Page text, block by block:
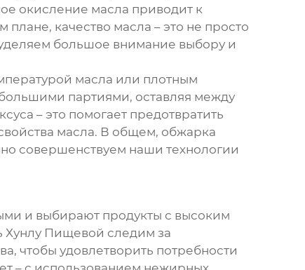
окисление масла приводит к
плане, качество масла – это не просто
большое внимание выбору и
масла или плотным
партиями, оставляя между
– это помогает предотвратить
масла. В общем, обжарка
совершенствуем наши технологии
и выбирают продукты с высоким
Пищевой следим за
чтобы удовлетворить потребности